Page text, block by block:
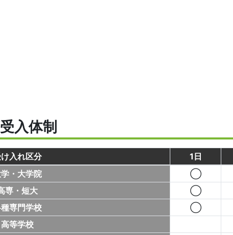
入体制
入れ区分
1日
・大学院
◯
専・短大
◯
専門学校
◯
高等学校